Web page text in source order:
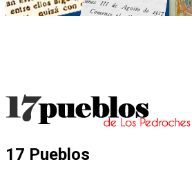
17 Pueblos